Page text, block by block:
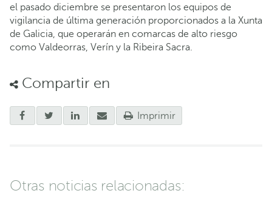
el pasado diciembre se presentaron los equipos de
vigilancia de última generación proporcionados a la Xunta
de Galicia, que operarán en comarcas de alto riesgo
como Valdeorras, Verín y la Ribeira Sacra.
Compartir en
Imprimir
Otras noticias relacionadas: